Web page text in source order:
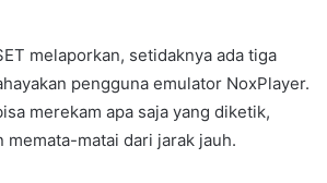
melaporkan, setidaknya ada tiga
pengguna emulator NoxPlayer.
merekam apa saja yang diketik,
memata-matai dari jarak jauh.